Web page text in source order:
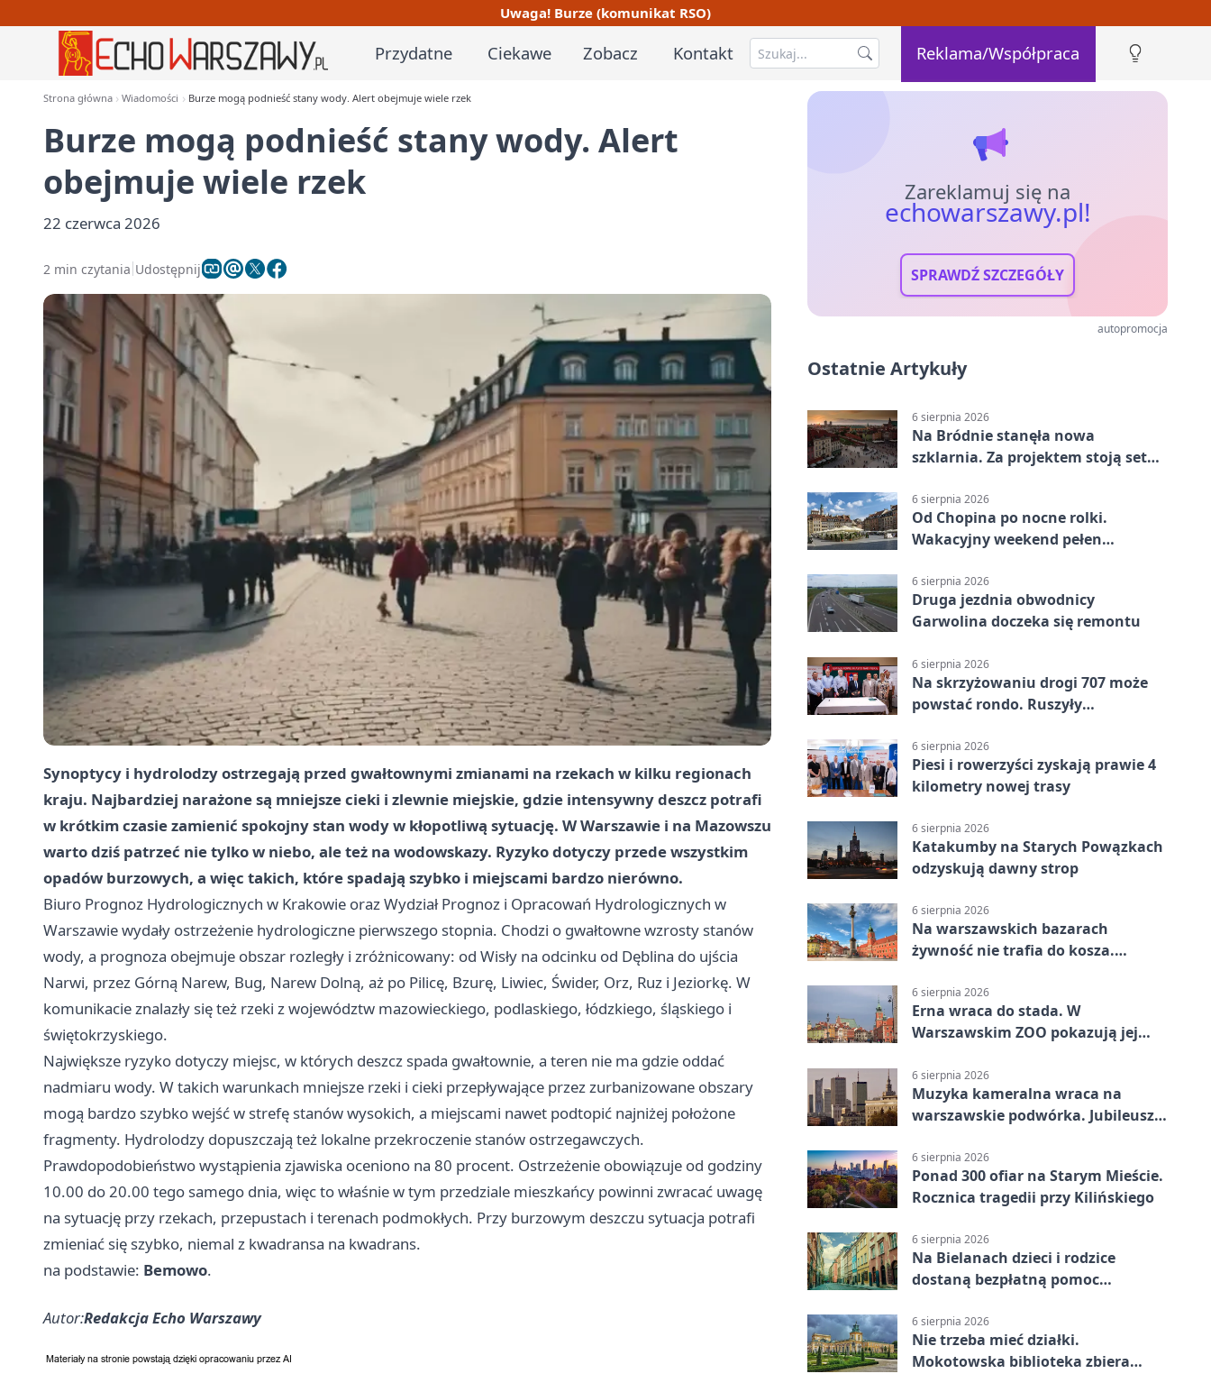
Uwaga! Burze (komunikat RSO)
Przydatne Ciekawe Zobacz Kontakt Reklama/Współpraca
Strona główna Wiadomości Burze mogą podnieść stany wody. Alert obejmuje wiele rzek
Burze mogą podnieść stany wody. Alert
obejmuje wiele rzek
22 czerwca 2026
2 min czytania Udostępnij
Synoptycy i hydrolodzy ostrzegają przed gwałtownymi zmianami na rzekach w kilku regionach
kraju. Najbardziej narażone są mniejsze cieki i zlewnie miejskie, gdzie intensywny deszcz potrafi
w krótkim czasie zamienić spokojny stan wody w kłopotliwą sytuację. W Warszawie i na Mazowszu
warto dziś patrzeć nie tylko w niebo, ale też na wodowskazy. Ryzyko dotyczy przede wszystkim
opadów burzowych, a więc takich, które spadają szybko i miejscami bardzo nierówno.
Biuro Prognoz Hydrologicznych w Krakowie oraz Wydział Prognoz i Opracowań Hydrologicznych w
Warszawie wydały ostrzeżenie hydrologiczne pierwszego stopnia. Chodzi o gwałtowne wzrosty stanów
wody, a prognoza obejmuje obszar rozległy i zróżnicowany: od Wisły na odcinku od Dęblina do ujścia
Narwi, przez Górną Narew, Bug, Narew Dolną, aż po Pilicę, Bzurę, Liwiec, Świder, Orz, Ruz i Jeziorkę. W
komunikacie znalazły się też rzeki z województw mazowieckiego, podlaskiego, łódzkiego, śląskiego i
świętokrzyskiego.
Największe ryzyko dotyczy miejsc, w których deszcz spada gwałtownie, a teren nie ma gdzie oddać
nadmiaru wody. W takich warunkach mniejsze rzeki i cieki przepływające przez zurbanizowane obszary
mogą bardzo szybko wejść w strefę stanów wysokich, a miejscami nawet podtopić najniżej położone
fragmenty. Hydrolodzy dopuszczają też lokalne przekroczenie stanów ostrzegawczych.
Prawdopodobieństwo wystąpienia zjawiska oceniono na 80 procent. Ostrzeżenie obowiązuje od godziny
10.00 do 20.00 tego samego dnia, więc to właśnie w tym przedziale mieszkańcy powinni zwracać uwagę
na sytuację przy rzekach, przepustach i terenach podmokłych. Przy burzowym deszczu sytuacja potrafi
zmieniać się szybko, niemal z kwadransa na kwadrans.
na podstawie: Bemowo.
Autor:Redakcja Echo Warszawy
Zareklamuj się na
echowarszawy.pl!
SPRAWDŹ SZCZEGÓŁY
autopromocja
Ostatnie Artykuły
6 sierpnia 2026
Na Bródnie stanęła nowa
szklarnia. Za projektem stoją setki
6 sierpnia 2026
Od Chopina po nocne rolki.
Wakacyjny weekend pełen
6 sierpnia 2026
Druga jezdnia obwodnicy
Garwolina doczeka się remontu
6 sierpnia 2026
Na skrzyżowaniu drogi 707 może
powstać rondo. Ruszyły
6 sierpnia 2026
Piesi i rowerzyści zyskają prawie 4
kilometry nowej trasy
6 sierpnia 2026
Katakumby na Starych Powązkach
odzyskują dawny strop
6 sierpnia 2026
Na warszawskich bazarach
żywność nie trafia do kosza.
6 sierpnia 2026
Erna wraca do stada. W
Warszawskim ZOO pokazują jej
6 sierpnia 2026
Muzyka kameralna wraca na
warszawskie podwórka. Jubileusz
6 sierpnia 2026
Ponad 300 ofiar na Starym Mieście.
Rocznica tragedii przy Kilińskiego
6 sierpnia 2026
Na Bielanach dzieci i rodzice
dostaną bezpłatną pomoc
6 sierpnia 2026
Nie trzeba mieć działki.
Mokotowska biblioteka zbiera